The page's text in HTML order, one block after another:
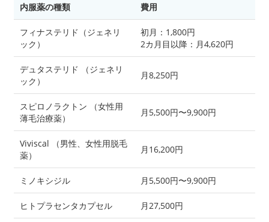
内服薬の種類 費用
フィナステリド（ジェネリ
ック）
初月：1,800円
2カ月目以降：月4,620円
デュタステリド （ジェネリ
ック）
月8,250円
スピロノラクトン （女性用
薄毛治療薬）
月5,500円〜9,900円
Viviscal （男性、女性用脱毛
薬）
月16,200円
ミノキシジル 月5,500円〜9,900円
ヒトプラセンタカプセル 月27,500円